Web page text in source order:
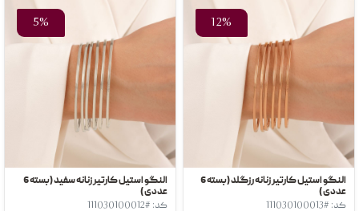
النگو استیل کارتیر زنانه رزگلد (بسته 6
عددی )
کد: #111030100013
12%
النگو استیل کارتیر زنانه سفید (بسته 6
عددی )
کد: #111030100012
5%